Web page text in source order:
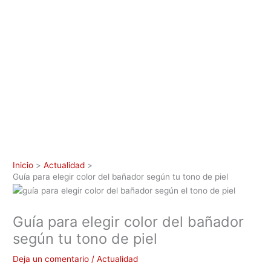
Inicio
Actualidad
Guía para elegir color del bañador según tu tono de piel
Guía para elegir color del bañador
según tu tono de piel
Deja un comentario /Actualidad